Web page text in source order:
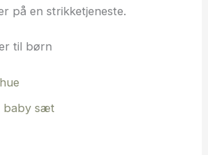
på en strikketjeneste.
til børn
baby sæt